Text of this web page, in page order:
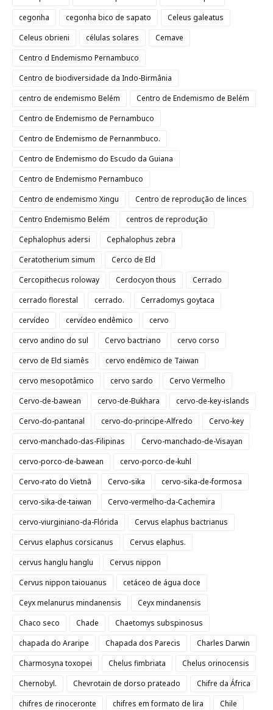
cegonha
cegonha bico de sapato
Celeus galeatus
Celeus obrieni
células solares
Cemave
Centro d Endemismo Pernambuco
Centro de biodiversidade da Indo-Birmânia
centro de endemismo Belém
Centro de Endemismo de Belém
Centro de Endemismo de Pernambuco
Centro de Endemismo de Pernanmbuco.
Centro de Endemismo do Escudo da Guiana
Centro de Endemismo Pernambuco
Centro de endemismo Xingu
Centro de reprodução de linces
Centro Endemismo Belém
centros de reprodução
Cephalophus adersi
Cephalophus zebra
Ceratotherium simum
Cerco de Eld
Cercopithecus roloway
Cerdocyon thous
Cerrado
cerrado florestal
cerrado.
Cerradomys goytaca
cervídeo
cervídeo endêmico
cervo
cervo andino do sul
Cervo bactriano
cervo corso
cervo de Eld siamês
cervo endêmico de Taiwan
cervo mesopotâmico
cervo sardo
Cervo Vermelho
Cervo-de-bawean
cervo-de-Bukhara
cervo-de-key-islands
Cervo-do-pantanal
cervo-do-principe-Alfredo
Cervo-key
cervo-manchado-das-Filipinas
Cervo-manchado-de-Visayan
cervo-porco-de-bawean
cervo-porco-de-kuhl
Cervo-rato do Vietnã
Cervo-sika
cervo-sika-de-formosa
cervo-sika-de-taiwan
Cervo-vermelho-da-Cachemira
cervo-viurginiano-da-Flórida
Cervus elaphus bactrianus
Cervus elaphus corsicanus
Cervus elaphus.
cervus hanglu hanglu
Cervus nippon
Cervus nippon taiouanus
cetáceo de água doce
Ceyx melanurus mindanensis
Ceyx mindanensis
Chaco seco
Chade
Chaetomys subspinosus
chapada do Araripe
Chapada dos Parecis
Charles Darwin
Charmosyna toxopei
Chelus fimbriata
Chelus orinocensis
Chernobyl.
Chevrotain de dorso prateado
Chifre da África
chifres de rinoceronte
chifres em formato de lira
Chile